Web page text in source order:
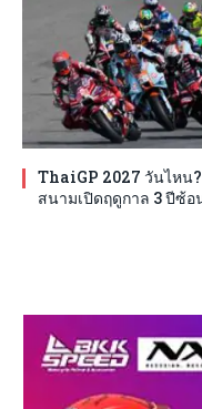
ThaiGP 2027 วันไหน
สนามเปิดฤดูกาล 3 ปีซ้อ